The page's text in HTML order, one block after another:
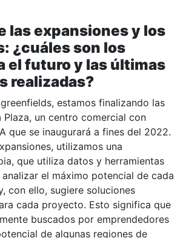
las expansiones y los
¿cuáles son los
el futuro y las últimas
realizadas?
estamos finalizando las
Plaza, un centro comercial con
que se inaugurará a fines del 2022.
utilizamos una
que utiliza datos y herramientas
el máximo potencial de cada
con ello, sugiere soluciones
cada proyecto. Esto significa que
buscados por emprendedores
de algunas regiones de